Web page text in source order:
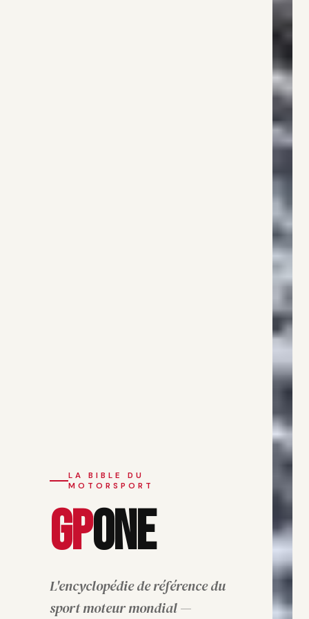
LA BIBLE DU
MOTORSPORT
GPONE
L'encyclopédie de référence du
sport moteur mondial —